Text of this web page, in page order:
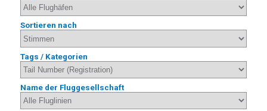
Sortieren nach
Tags / Kategorien
Name der Fluggesellschaft